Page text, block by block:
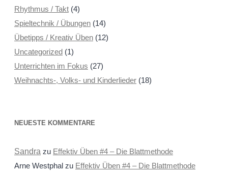
Rhythmus / Takt(4)
Spieltechnik / Übungen(14)
Übetipps / Kreativ Üben(12)
Uncategorized(1)
Unterrichten im Fokus (27)
Weihnachts-, Volks- und Kinderlieder(18)
NEUESTE KOMMENTARE
Sandra zu Effektiv Üben #4 – Die Blattmethode
Arne Westphalzu Effektiv Üben #4 – Die Blattmethode